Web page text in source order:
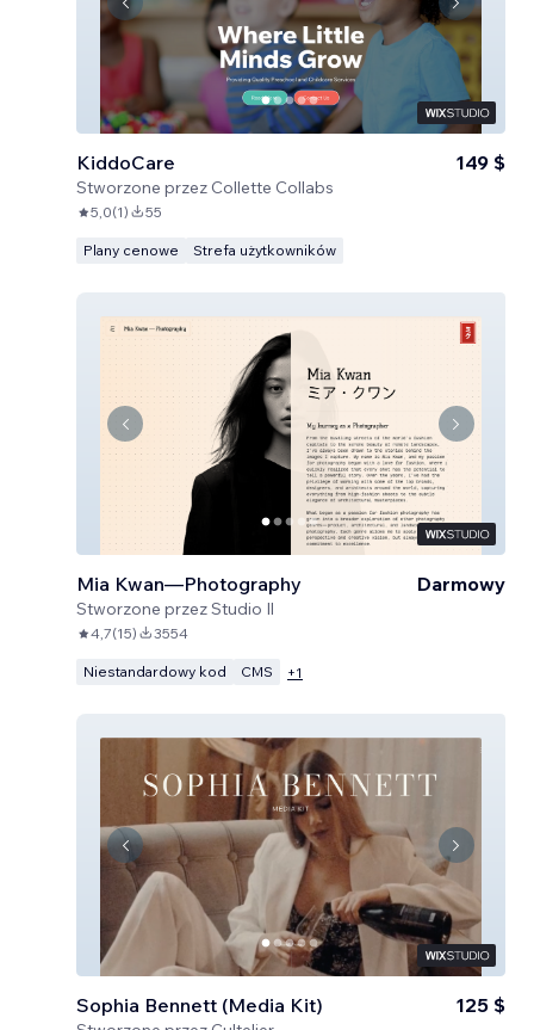
KiddoCare
Stworzone przez Collette Collabs
149 $
5,0(1) 55
Plany cenowe Strefa użytkowników
Mia Kwan—Photography
Stworzone przezStudio Il
Darmowy
4,7(15) 3554
Niestandardowy kod CMS +1
Sophia Bennett (Media Kit) 125 $